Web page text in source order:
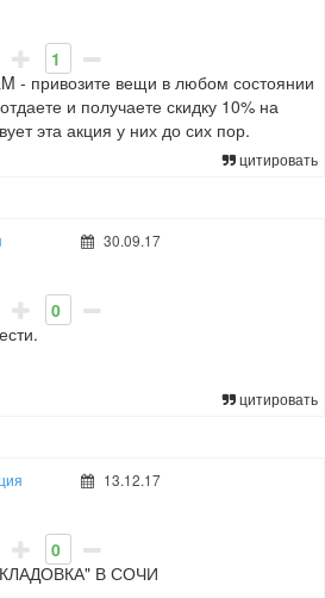
1
- привозите вещи в любом состоянии
и получаете скидку 10% на
эта акция у них до сих пор.
цитировать
30.09.17
0
цитировать
13.12.17
0
В СОЧИ